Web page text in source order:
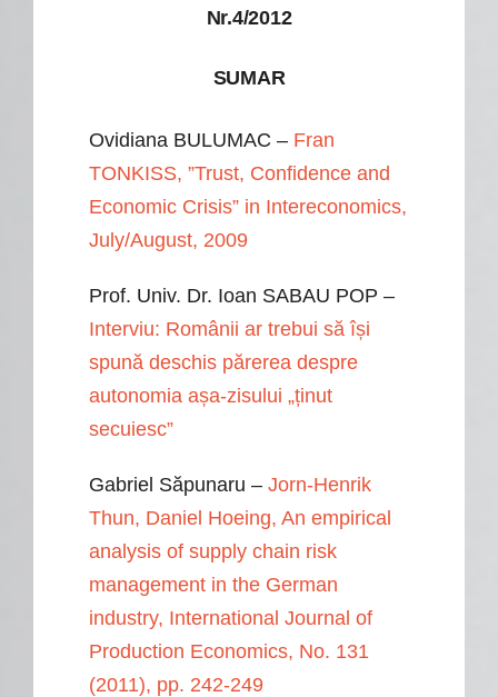
Nr.4/2012
SUMAR
Ovidiana BULUMAC – Fran
TONKISS, ”Trust, Confidence and
Economic Crisis” in Intereconomics,
July/August, 2009
Prof. Univ. Dr. Ioan SABAU POP –
Interviu: Românii ar trebui să își
spună deschis părerea despre
autonomia așa-zisului „ținut
secuiesc”
Gabriel Săpunaru – Jorn-Henrik
Thun, Daniel Hoeing, An empirical
analysis of supply chain risk
management in the German
industry, International Journal of
Production Economics, No. 131
(2011), pp. 242-249